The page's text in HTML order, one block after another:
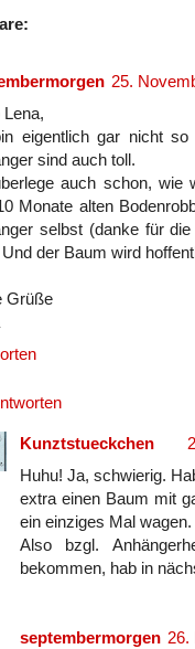
25.
Lena,
eigentlich gar nicht
sind auch toll.
auch schon, wie
Monate alten
selbst (danke für
der Baum wird
Grüße
Kunztstueckchen
Huhu! Ja, schwierig.
extra einen Baum mit
ein einziges Mal
Also bzgl.
bekommen, hab in
septembermorgen 26.